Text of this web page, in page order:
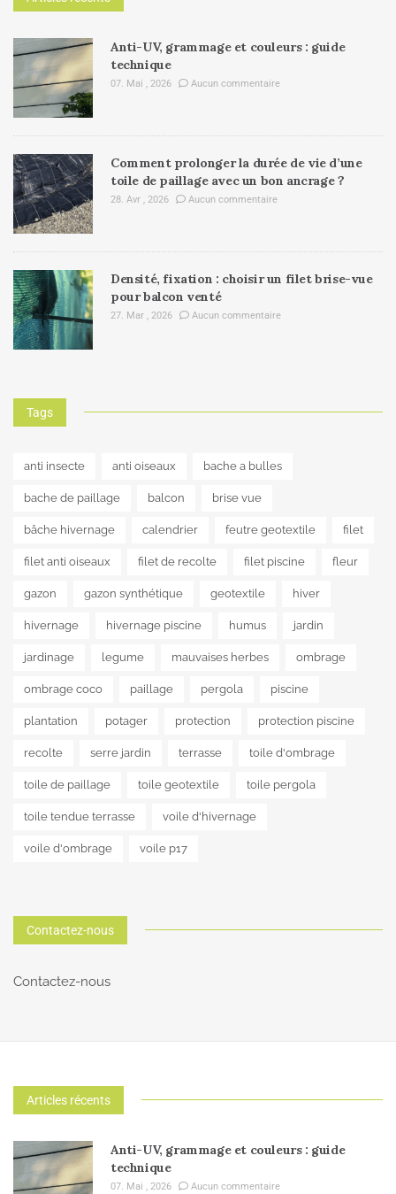
Anti-UV, grammage et couleurs : guide
technique
07. Mai , 2026 Aucun commentaire
Comment prolonger la durée de vie d’une
toile de paillage avec un bon ancrage ?
28. Avr , 2026 Aucun commentaire
Densité, fixation : choisir un filet brise-vue
pour balcon venté
27. Mar , 2026 Aucun commentaire
Tags
anti insecte anti oiseaux bache a bulles
bache de paillage balcon brise vue
bâche hivernage calendrier feutre geotextile filet
filet anti oiseaux filet de recolte filet piscine fleur
gazon gazon synthétique geotextile hiver
hivernage hivernage piscine humus jardin
jardinage legume mauvaises herbes ombrage
ombrage coco paillage pergola piscine
plantation potager protection protection piscine
recolte serre jardin terrasse toile d'ombrage
toile de paillage toile geotextile toile pergola
toile tendue terrasse voile d'hivernage
voile d'ombrage voile p17
Contactez-nous
Contactez-nous
Articles récents
Anti-UV, grammage et couleurs : guide
technique
07. Mai , 2026 Aucun commentaire